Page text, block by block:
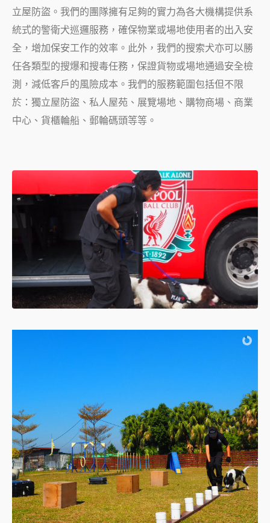
立屋防盜。我們的團隊擁有足夠的實力為各大機構提供系
統式的警衛犬巡邏服務，確保物業或場地使用者的出入安
全，增加保安工作的效率。此外，我們的搜索犬亦可以勝
任各類型的搜爆和搜毒任務，保證貨物或場地通過安全檢
測，減低客戶的風險成本。我們的服務範圍包括但不限
於：獨立屋防盜、私人屋苑、展覽場地、購物商場、商業
中心、貨櫃輪船、郵輪碼頭等等。